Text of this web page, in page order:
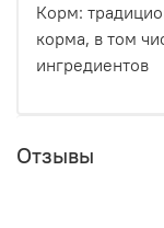
Корм:
корма, в том
ингредиентов
Отзывы